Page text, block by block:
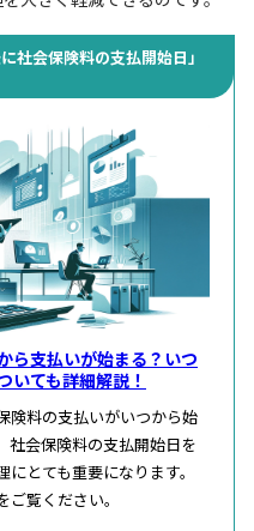
社会保険料の支払開始日」
ら支払いが始まる？いつ
いても詳細解説！
険料の支払いがいつから始
社会保険料の支払開始日を
とても重要になります。
覧ください。